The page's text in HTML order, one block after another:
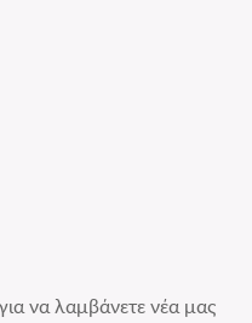
να λαμβάνετε νέα μας